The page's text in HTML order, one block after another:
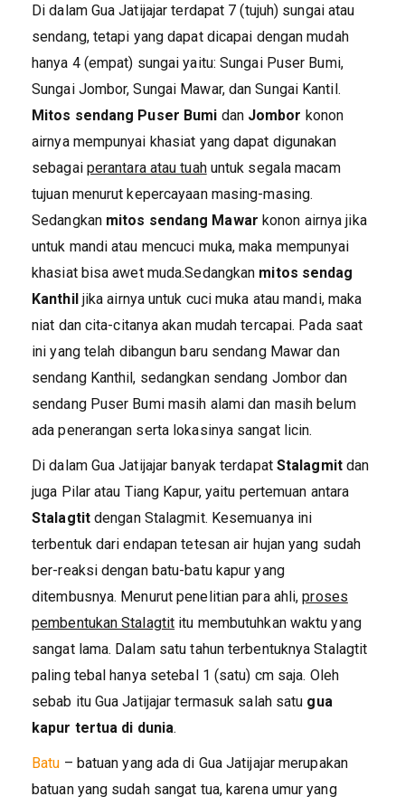
Di dalam Gua Jatijajar terdapat 7 (tujuh) sungai atau
sendang, tetapi yang dapat dicapai dengan mudah
hanya 4 (empat) sungai yaitu: Sungai Puser Bumi,
Sungai Jombor, Sungai Mawar, dan Sungai Kantil.
Mitos sendang Puser Bumi dan Jombor konon
airnya mempunyai khasiat yang dapat digunakan
sebagai perantara atau tuahuntuk segala macam
tujuan menurut kepercayaan masing-masing.
Sedangkan mitos sendang Mawar konon airnya jika
untuk mandi atau mencuci muka, maka mempunyai
khasiat bisa awet muda.Sedangkan mitos sendag
Kanthiljika airnya untuk cuci muka atau mandi, maka
niat dan cita-citanya akan mudah tercapai. Pada saat
ini yang telah dibangun baru sendang Mawar dan
sendang Kanthil, sedangkan sendang Jombor dan
sendang Puser Bumi masih alami dan masih belum
ada penerangan serta lokasinya sangat licin.
Di dalam Gua Jatijajar banyak terdapat Stalagmitdan
juga Pilar atau Tiang Kapur, yaitu pertemuan antara
Stalagtitdengan Stalagmit. Kesemuanya ini
terbentuk dari endapan tetesan air hujan yang sudah
ber-reaksi dengan batu-batu kapur yang
ditembusnya. Menurut penelitian para ahli,proses
pembentukan Stalagtit itu membutuhkan waktu yang
sangat lama. Dalam satu tahun terbentuknya Stalagtit
paling tebal hanya setebal 1 (satu) cm saja. Oleh
sebab itu Gua Jatijajar termasuk salah satu gua
kapur tertua di dunia.
Batu – batuan yang ada di Gua Jatijajar merupakan
batuan yang sudah sangat tua, karena umur yang